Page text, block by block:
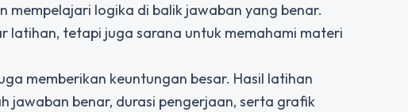
mempelajari logika di balik jawaban yang benar.
latihan, tetapi juga sarana untuk memahami materi
memberikan keuntungan besar. Hasil latihan
jawaban benar, durasi pengerjaan, serta grafik